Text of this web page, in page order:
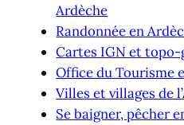
Ardèche
Randonnée en
Cartes IGN et topo-
Office du Tourisme
Villes et villages de
Se baigner, pêcher